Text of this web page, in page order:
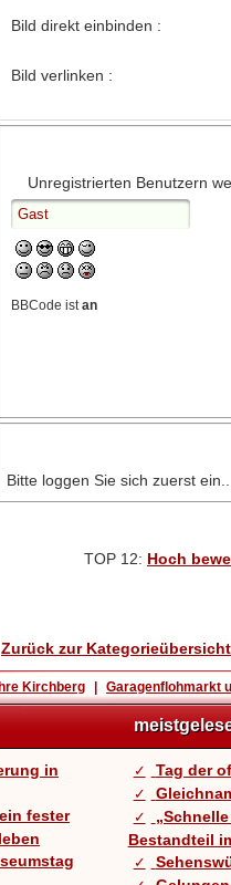
Bild direkt einbinden :
Bild verlinken :
Unregistrierten Benutzern
BBCode istan
Bitte loggen Sie sich zuerst
TOP 12: Hoch
Zurück zur Kategorieübersicht
Kirchberg Garagenflohmarkt
in
fester
Tag der
Bestandteil